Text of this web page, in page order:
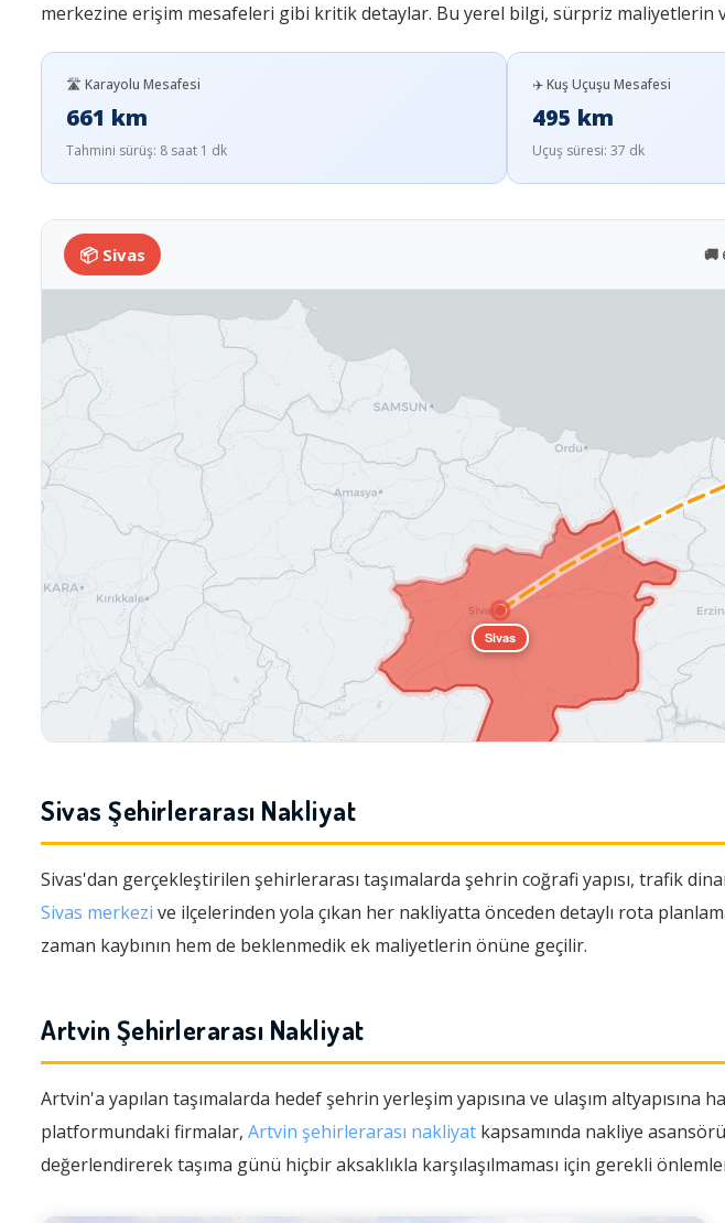
merkezine erişim mesafeleri gibi kritik detaylar. Bu yerel bilgi, sürpriz maliyetlerin
🛣️ Karayolu Mesafesi
661 km
Tahmini sürüş: 8 saat 1 dk
✈️ Kuş Uçuşu Mesafesi
495 km
Uçuş süresi: 37 dk
📦 Sivas 🚚
Sivas
Sivas Şehirlerarası Nakliyat
Sivas'dan gerçekleştirilen şehirlerarası taşımalarda şehrin coğrafi yapısı, trafik
Sivas merkezi ve ilçelerinden yola çıkan her nakliyatta önceden detaylı rota
zaman kaybının hem de beklenmedik ek maliyetlerin önüne geçilir.
Artvin Şehirlerarası Nakliyat
Artvin'a yapılan taşımalarda hedef şehrin yerleşim yapısına ve ulaşım
platformundaki firmalar, Artvin şehirlerarası nakliyat kapsamında nakliye
değerlendirerek taşıma günü hiçbir aksaklıkla karşılaşılmaması için gerekli